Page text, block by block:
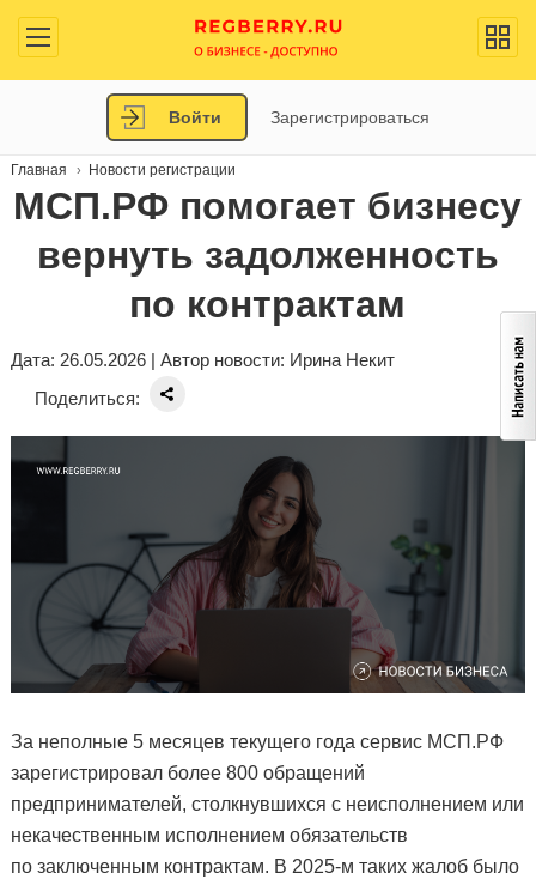
Войти Зарегистрироваться
Главная Новости регистрации
МСП.РФ помогает бизнесу
вернуть задолженность
по контрактам
Дата: 26.05.2026 | Автор новости: Ирина Некит
Поделиться:
За неполные 5 месяцев текущего года сервис МСП.РФ
зарегистрировал более 800 обращений
предпринимателей, столкнувшихся с неисполнением или
некачественным исполнением обязательств
по заключенным контрактам. В 2025-м таких жалоб было